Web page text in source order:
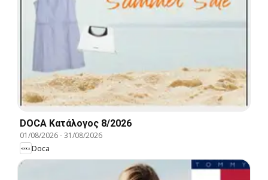
DOCA Kατάλογος 8/2026
01/08/2026-31/08/2026
Doca